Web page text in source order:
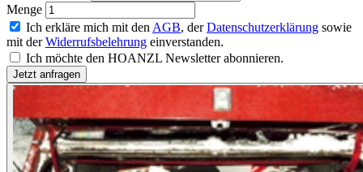
Menge
Ich erkläre mich mit den AGB, derDatenschutzerklärung sowie
mit derWiderrufsbelehrung einverstanden.
Ich möchte den HOANZL Newsletter abonnieren.